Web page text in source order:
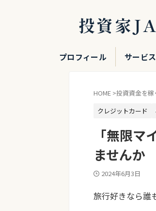
投資家
プロフィール サービ
HOME >投資資金を稼
クレジットカード
「無限
ませんか
2024年6月3日
旅行好きなら誰